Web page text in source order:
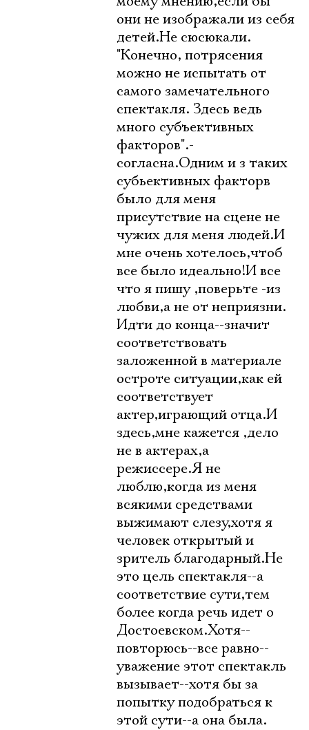
они не изображали из себя
детей.Не сюсюкали.
"Конечно, потрясения
можно не испытать от
самого замечательного
спектакля. Здесь ведь
много субъективных
факторов".-
согласна.Одним и з таких
субьективных факторв
было для меня
присутствие на сцене не
чужих для меня людей.И
мне очень хотелось,чтоб
все было идеально!И все
что я пишу ,поверьте -из
любви,а не от неприязни.
Идти до конца--значит
соответствовать
заложенной в материале
остроте ситуации,как ей
соответствует
актер,играющий отца.И
здесь,мне кажется ,дело
не в актерах,а
режиссере.Я не
люблю,когда из меня
всякими средствами
выжимают слезу,хотя я
человек открытый и
зритель благодарный.Не
это цель спектакля--а
соответствие сути,тем
более когда речь идет о
Достоевском.Хотя--
повторюсь--все равно--
уважение этот спектакль
вызывает--хотя бы за
попытку подобраться к
этой сути--а она была.